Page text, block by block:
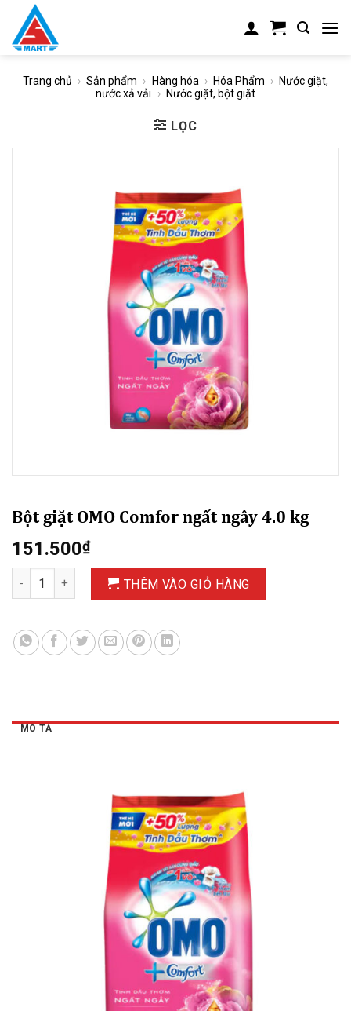
content
Trang chủ › Sản phẩm › Hàng hóa › Hóa Phẩm › Nước giặt,
nước xả vải
› Nước giặt, bột giặt
LỌC
Bột giặt OMO Comfor ngất ngây 4.0 kg
151.500₫
Bột giặt OMO Comfor ngất ngây 4.0 kg số lượng
THÊM VÀO GIỎ HÀNG
MÔ TẢ